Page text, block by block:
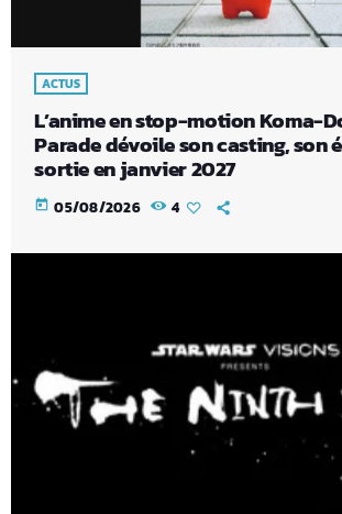
ACTUS
L’anime en stop-motion Koma-
Parade dévoile son casting, son
sortie en janvier 2027
today 05/08/2026 4